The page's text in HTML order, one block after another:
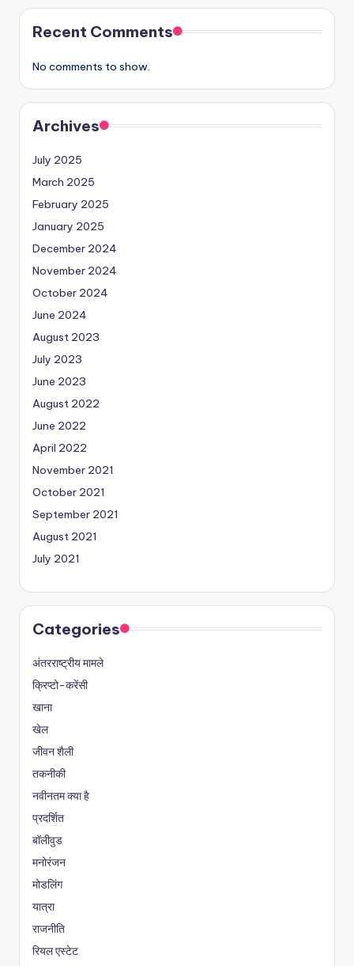
Recent Comments
No comments to show.
Archives
July 2025
March 2025
February 2025
January 2025
December 2024
November 2024
October 2024
June 2024
August 2023
July 2023
June 2023
August 2022
June 2022
April 2022
November 2021
October 2021
September 2021
August 2021
July 2021
Categories
अंतरराष्ट्रीय मामले
क्रिप्टो-करेंसी
खाना
खेल
जीवन शैली
तकनीकी
नवीनतम क्या है
प्रदर्शित
बॉलीवुड
मनोरंजन
मोडलिंग
यात्रा
राजनीति
रियल एस्टेट